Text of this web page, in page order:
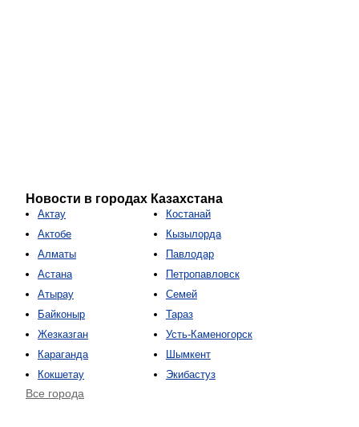
Новости в городах Казахстана
Актау
Актобе
Алматы
Астана
Атырау
Байконыр
Жезказган
Караганда
Кокшетау
Костанай
Кызылорда
Павлодар
Петропавловск
Семей
Тараз
Усть-Каменогорск
Шымкент
Экибастуз
Все города